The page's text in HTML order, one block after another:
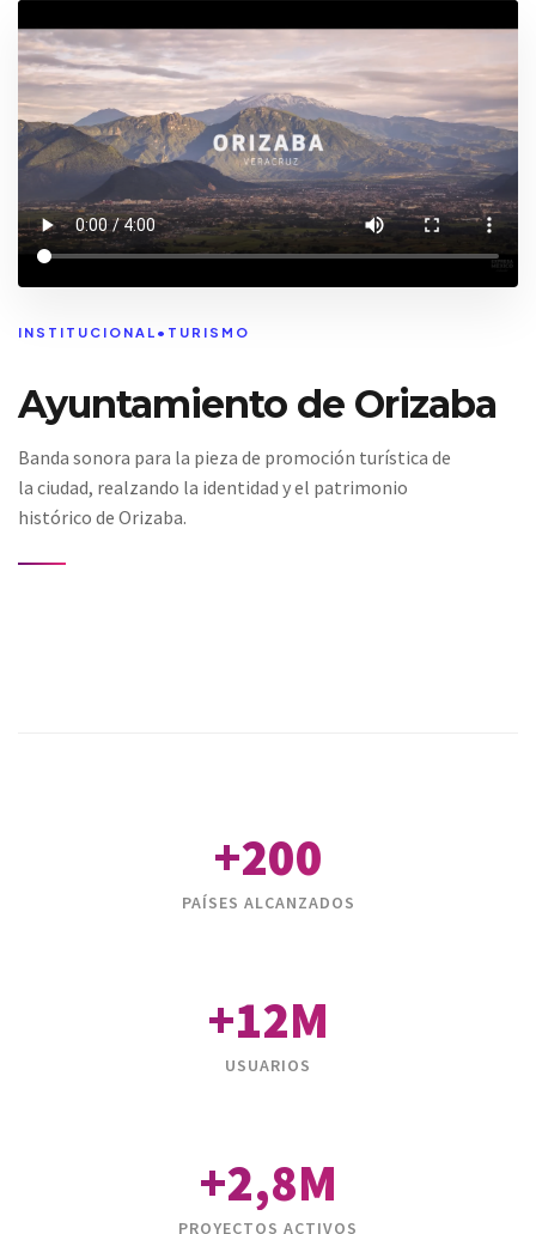
INSTITUCIONAL • TURISMO
Ayuntamiento de Orizaba
Banda sonora para la pieza de promoción turística de
la ciudad, realzando la identidad y el patrimonio
histórico de Orizaba.
+200
PAÍSES ALCANZADOS
+12M
USUARIOS
+2,8M
PROYECTOS ACTIVOS